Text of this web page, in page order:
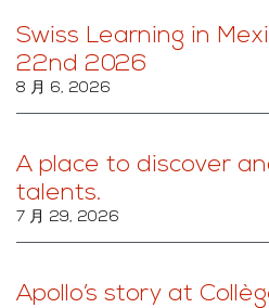
Swiss Learning in
22nd 2026
8 月 6, 2026
A place to discover
talents.
7 月 29, 2026
Apollo’s story at